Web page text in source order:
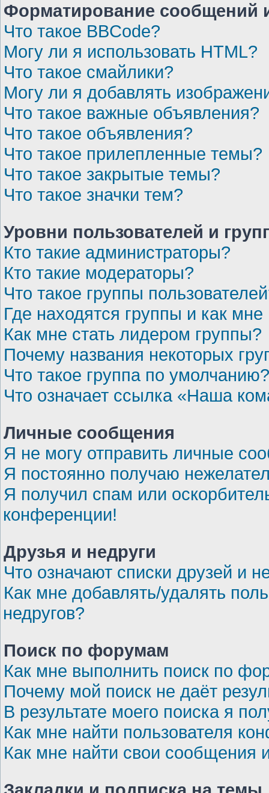
Форматирование сообщений
Что такое BBCode?
Могу ли я использовать HTML?
Что такое смайлики?
Могу ли я добавлять
Что такое важные объявления?
Что такое объявления?
Что такое прилепленные темы?
Что такое закрытые темы?
Что такое значки тем?
Уровни пользователей и
Кто такие администраторы?
Кто такие модераторы?
Что такое группы
Где находятся группы и как мне
Как мне стать лидером группы?
Почему названия некоторых
Что такое группа по умолчанию?
Что означает ссылка «Наша
Личные сообщения
Я не могу отправить личные
Я постоянно получаю
Я получил спам или
конференции!
Друзья и недруги
Что означают списки друзей и
Как мне добавлять/удалять
недругов?
Поиск по форумам
Как мне выполнить поиск по
Почему мой поиск не даёт
В результате моего поиска я
Как мне найти пользователя
Как мне найти свои сообщения